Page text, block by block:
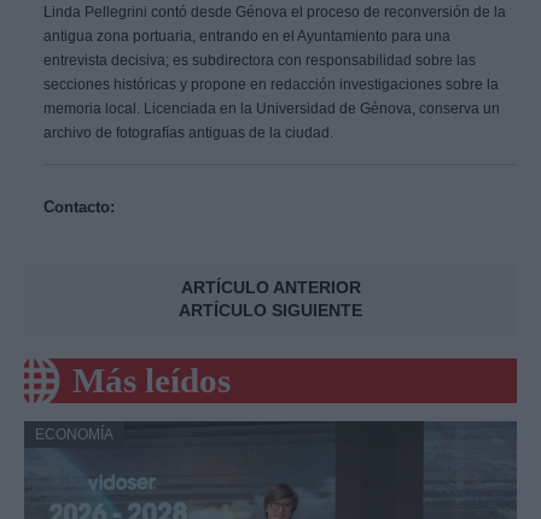
Linda Pellegrini contó desde Génova el proceso de reconversión de la
antigua zona portuaria, entrando en el Ayuntamiento para una
entrevista decisiva; es subdirectora con responsabilidad sobre las
secciones históricas y propone en redacción investigaciones sobre la
memoria local. Licenciada en la Universidad de Génova, conserva un
archivo de fotografías antiguas de la ciudad.
Contacto:
ARTÍCULO ANTERIOR
ARTÍCULO SIGUIENTE
Más leídos
ECONOMÍA